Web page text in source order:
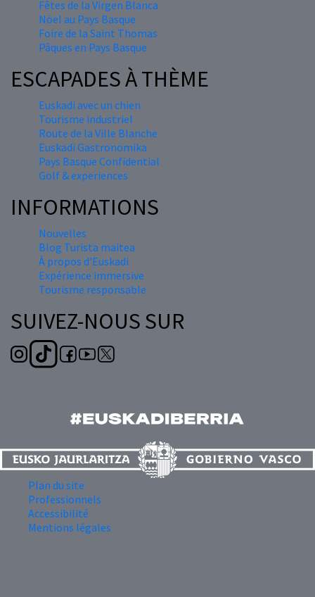
Fêtes de la Virgen Blanca
Nöel au Pays Basque
Foire de la Saint Thomas
Pâques en Pays Basque
ESCAPADES À THÈME
Euskadi avec un chien
Tourisme industriel
Route de la Ville Blanche
Euskadi Gastronomika
Pays Basque Confidential
Golf & experiences
INFORMATIONS
Nouvelles
Blog Turista maitea
À propos d'Euskadi
Expérience immersive
Tourisme responsable
SUIVEZ-NOUS SUR
Plan du site
Professionnels
Accessibilité
Mentions légales